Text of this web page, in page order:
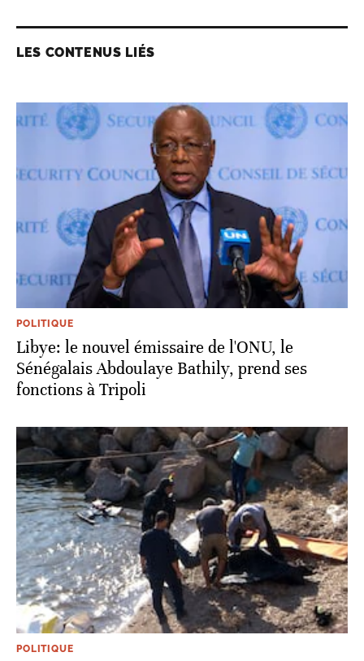
LES CONTENUS LIÉS
POLITIQUE
Libye: le nouvel émissaire de l'ONU, le
Sénégalais Abdoulaye Bathily, prend ses
fonctions à Tripoli
POLITIQUE